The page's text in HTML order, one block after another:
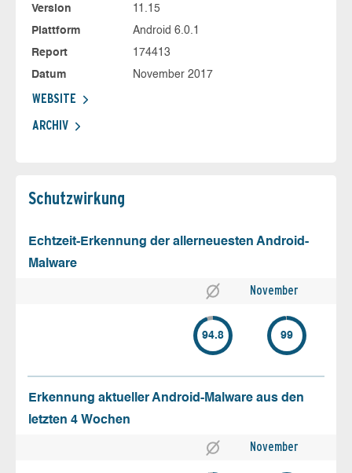
Version
11.15
Plattform
Android 6.0.1
Report
174413
Datum
November 2017
WEBSITE
ARCHIV
Schutz­wirkung
Echtzeit-Erkennung der allerneuesten Android-
Malware
November
94.8 99
Erkennung aktueller Android-Malware aus den
letzten 4 Wochen
November